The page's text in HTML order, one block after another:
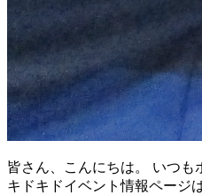
皆さん、こんにちは。 いつも
キドキドイベント情報ページ